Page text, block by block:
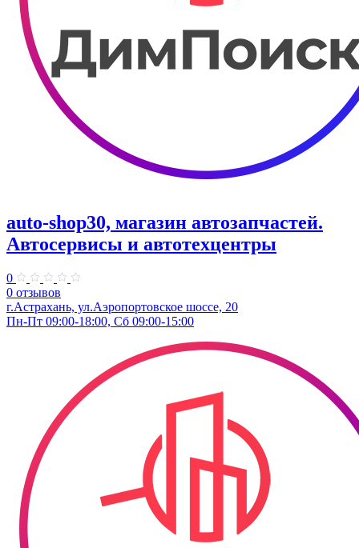
auto-shop30, магазин автозапчастей.
Автосервисы и автотехцентры
0
0 отзывов
г.Астрахань, ул.Аэропортовское шоссе, 20
Пн-Пт 09:00-18:00, Сб 09:00-15:00